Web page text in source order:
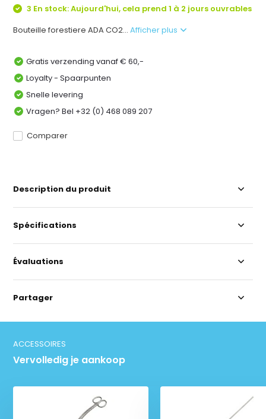
3 En stock: Aujourd'hui, cela prend 1 à 2 jours ouvrables
Bouteille forestiere ADA CO2...Afficher plus
Gratis verzending vanaf € 60,-
Loyalty - Spaarpunten
Snelle levering
Vragen? Bel +32 (0) 468 089 207
Comparer
Description du produit
Spécifications
Évaluations
Partager
ACCESSOIRES
Vervolledig je aankoop